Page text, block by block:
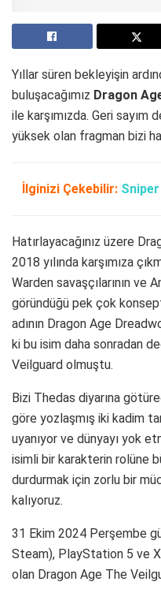
Yıllar süren bekleyişin
buluşacağımız Dragon
ile karşımızda. Geri
yüksek olan fragman bizi
İlginizi Çekebilir:
Hatırlayacağınız üzere
2018 yılında karşımıza
Warden savaşçılarının ve
göründüğü pek çok konsept
adının Dragon Age
ki bu isim daha sonradan
Veilguard olmuştu.
Bizi Thedas diyarına
göre yozlaşmış iki kadim
uyanıyor ve dünyayı yok
isimli bir karakterin rolüne
durdurmak için zorlu bir
kalıyoruz.
31 Ekim 2024 Perşembe
Steam), PlayStation 5 ve
olan Dragon Age The